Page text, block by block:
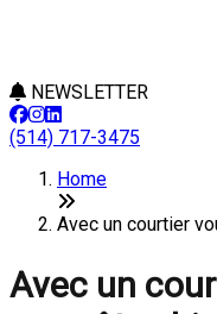
NEWSLETTER
(514) 717-3475
Home
Avec un courtier
Avec un